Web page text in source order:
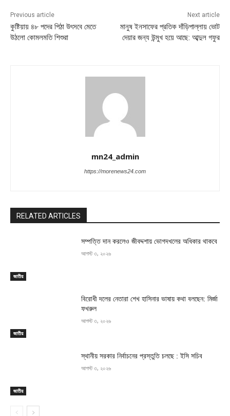
Previous article
কুষ্টিয়ায় ৪৮ পদের পিঠা উৎসবে মেতে
উঠলো কোমলমতি শিশুরা
Next article
মানুষ ইনসাফের প্রতিক দাঁড়িপাল্লায় ভোট
দেয়ার জন্য উন্মুখ হয়ে আছে: আব্দুল গফুর
mn24_admin
https://morenews24.com
RELATED ARTICLES
জাতীয়
সম্পত্তি দান করলেও জীবদ্দশায় ভোগদখলের অধিকার থাকবে
আগস্ট ৩, ২০২৬
জাতীয়
বিরোধী দলের নেতারা শেখ হাসিনার ভাষায় কথা বলছেন: মির্জা
ফখরুল
আগস্ট ৩, ২০২৬
জাতীয়
স্থানীয় সরকার নির্বাচনের প্রস্তুতি চলছে : ইসি সচিব
আগস্ট ৩, ২০২৬